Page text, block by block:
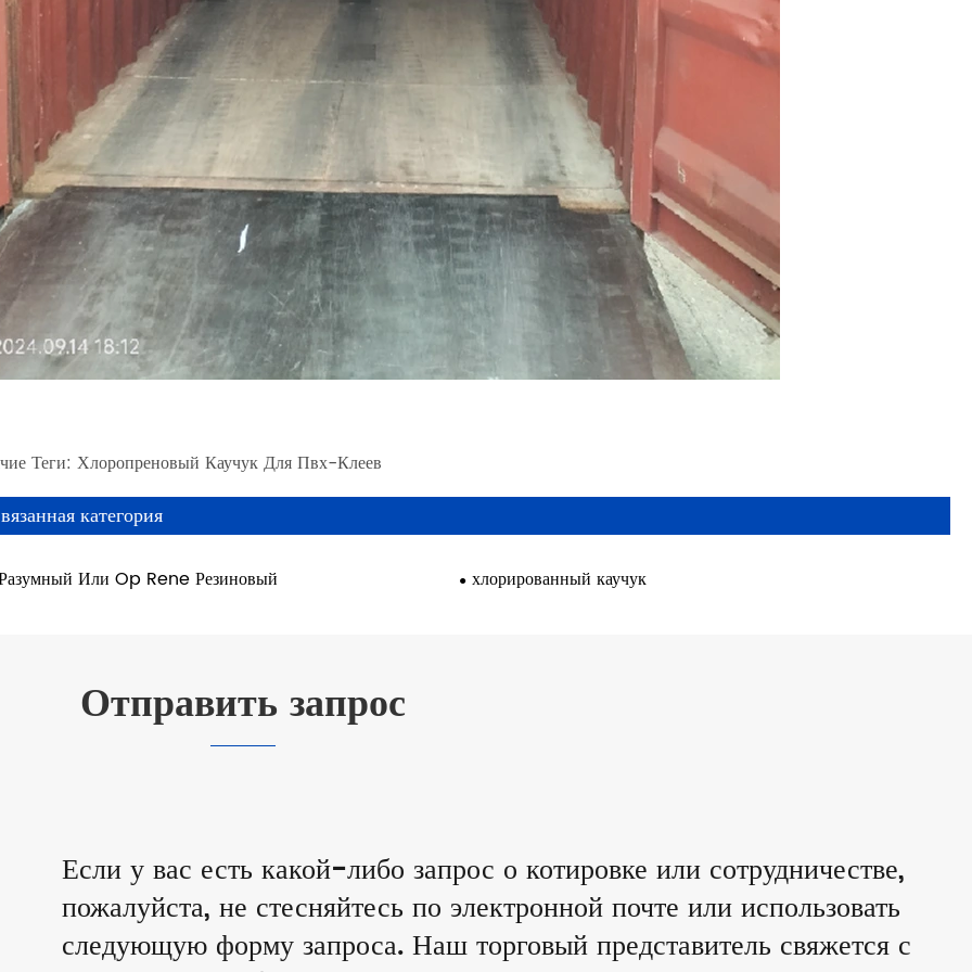
Теги: Хлоропреновый Каучук Для Пвх-Клеев
категория
Или Op Rene Резиновый хлорированный каучук
Отправить запрос
Если у вас есть какой-либо запрос о котировке или сотрудничестве,
пожалуйста, не стесняйтесь по электронной почте или использовать
следующую форму запроса. Наш торговый представитель свяжется с